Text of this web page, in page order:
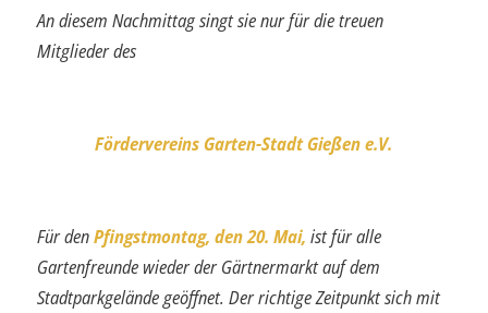
An diesem Nachmittag singt sie nur für die treuen
Mitglieder des
Fördervereins Garten-Stadt Gießen e.V.
Für denPfingstmontag, den 20. Mai, ist für alle
Gartenfreunde wieder der Gärtner­markt auf dem
Stadtparkgelände geöffnet. Der richtige Zeitpunkt sich mit